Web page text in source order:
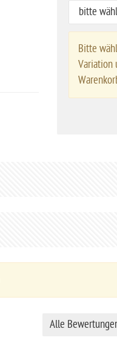
bitte
Bitte
Variation
Alle